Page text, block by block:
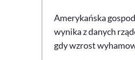
Amerykańska
wynika z danych
gdy wzrost